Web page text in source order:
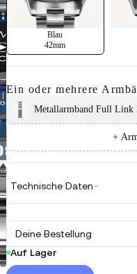
Blau
42mm
Ein oder mehrere
Metallarmband Full Link
+
Technische Daten
Deine Bestellung
Auf Lager